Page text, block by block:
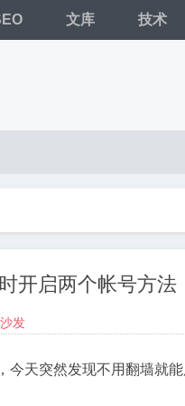
文库 技术
开启两个帐号方法
发
天突然发现不用翻墙就